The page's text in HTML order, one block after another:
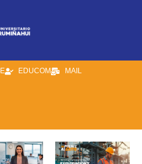
EDUCOM MAIL